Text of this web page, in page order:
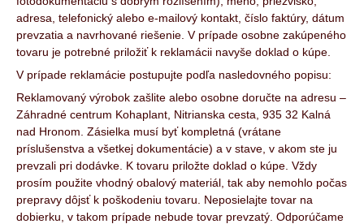
adresa, telefonický alebo e-mailový kontakt, číslo faktúry, dátum
prevzatia a navrhované riešenie. V prípade osobne zakúpeného
tovaru je potrebné priložiť k reklamácii navyše doklad o kúpe.
V prípade reklamácie postupujte podľa nasledovného popisu:
Reklamovaný výrobok zašlite alebo osobne doručte na adresu –
Záhradné centrum Kohaplant, Nitrianska cesta, 935 32 Kalná
nad Hronom. Zásielka musí byť kompletná (vrátane
príslušenstva a všetkej dokumentácie) a v stave, v akom ste ju
prevzali pri dodávke. K tovaru priložte doklad o kúpe. Vždy
prosím použite vhodný obalový materiál, tak aby nemohlo počas
prepravy dôjsť k poškodeniu tovaru. Neposielajte tovar na
dobierku, v takom prípade nebude tovar prevzatý. Odporúčame